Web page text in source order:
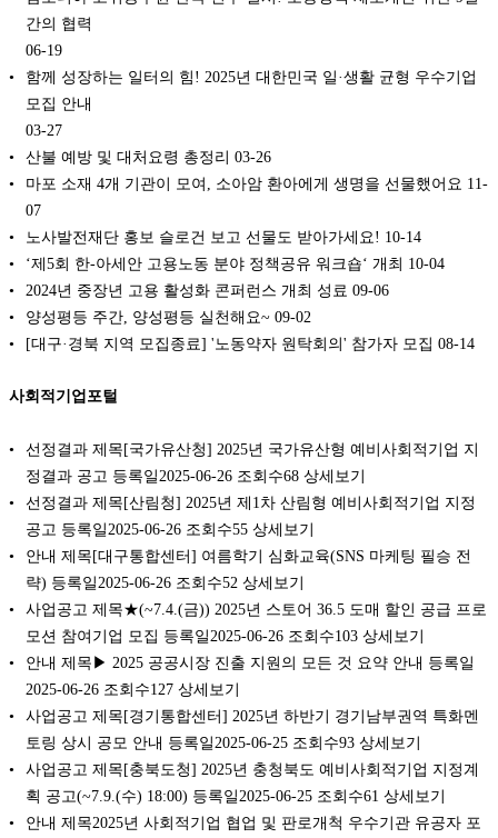
간의 협력
06-19
함께 성장하는 일터의 힘! 2025년 대한민국 일·생활 균형 우수기업
모집 안내
03-27
산불 예방 및 대처요령 총정리 03-26
마포 소재 4개 기관이 모여, 소아암 환아에게 생명을 선물했어요 11-
07
노사발전재단 홍보 슬로건 보고 선물도 받아가세요! 10-14
‘제5회 한-아세안 고용노동 분야 정책공유 워크숍‘ 개최 10-04
2024년 중장년 고용 활성화 콘퍼런스 개최 성료 09-06
양성평등 주간, 양성평등 실천해요~ 09-02
[대구·경북 지역 모집종료] '노동약자 원탁회의' 참가자 모집 08-14
사회적기업포털
선정결과 제목[국가유산청] 2025년 국가유산형 예비사회적기업 지
정결과 공고 등록일2025-06-26 조회수68 상세보기
선정결과 제목[산림청] 2025년 제1차 산림형 예비사회적기업 지정
공고 등록일2025-06-26 조회수55 상세보기
안내 제목[대구통합센터] 여름학기 심화교육(SNS 마케팅 필승 전
략) 등록일2025-06-26 조회수52 상세보기
사업공고 제목★(~7.4.(금)) 2025년 스토어 36.5 도매 할인 공급 프로
모션 참여기업 모집 등록일2025-06-26 조회수103 상세보기
안내 제목▶ 2025 공공시장 진출 지원의 모든 것 요약 안내 등록일
2025-06-26 조회수127 상세보기
사업공고 제목[경기통합센터] 2025년 하반기 경기남부권역 특화멘
토링 상시 공모 안내 등록일2025-06-25 조회수93 상세보기
사업공고 제목[충북도청] 2025년 충청북도 예비사회적기업 지정계
획 공고(~7.9.(수) 18:00) 등록일2025-06-25 조회수61 상세보기
안내 제목2025년 사회적기업 협업 및 판로개척 우수기관 유공자 포